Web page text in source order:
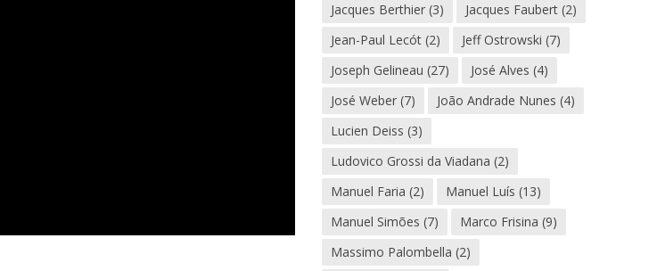
Jacques Berthier (3) Jacques Faubert (2)
Jean-Paul Lecót (2) Jeff Ostrowski (7)
Joseph Gelineau (27) José Alves (4)
José Weber (7) João Andrade Nunes (4)
Lucien Deiss (3)
Ludovico Grossi da Viadana (2)
Manuel Faria (2) Manuel Luís (13)
Manuel Simões (7) Marco Frisina (9)
Massimo Palombella (2)